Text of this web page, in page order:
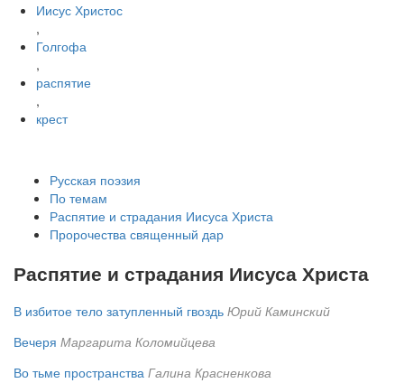
Иисус Христос
,
Голгофа
,
распятие
,
крест
Русская поэзия
По темам
Распятие и страдания Иисуса Христа
Пророчества священный дар
Распятие и страдания Иисуса Христа
В избитое тело затупленный гвоздь Юрий Каминский
Вечеря Маргарита Коломийцева
Во тьме пространства Галина Красненкова